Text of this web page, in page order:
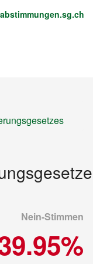
abstimmungen.sg.ch
Nein-Stimmen